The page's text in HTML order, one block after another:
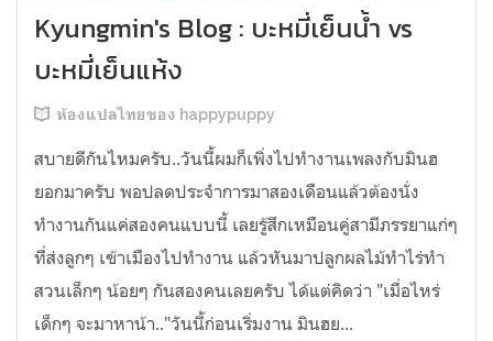
Kyungmin's Blog : บะหมี่เย็นน้ำ vs
บะหมี่เย็นแห้ง
ห้องแปลไทยของ happypuppy
สบายดีกันไหมครับ..วันนี้ผมก็เพิ่งไปทำงานเพลงกับมินฮ
ยอกมาครับ พอปลดประจำการมาสองเดือนแล้วต้องนั่ง
ทำงานกันแค่สองคนแบบนี้ เลยรู้สึกเหมือนคู่สามีภรรยาแก่ๆ
ที่ส่งลูกๆ เข้าเมืองไปทำงาน แล้วหันมาปลูกผลไม้ทำไร่ทำ
สวนเล็กๆ น้อยๆ กันสองคนเลยครับ ได้แต่คิดว่า "เมื่อไหร่
เด็กๆ จะมาหาน้า.."วันนี้ก่อนเริ่มงาน มินฮย...